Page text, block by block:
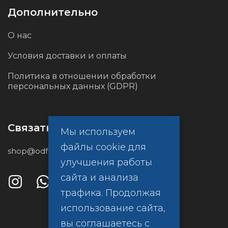
Дополнительно
О нас
Условия доставки и оплаты
Политика в отношении обработки
персональных данных (GDPR)
Связаться с нами
shop@odf.global
Мы используем
файлы cookie для
улучшения работы
сайта и анализа
трафика. Продолжая
использование сайта,
вы соглашаетесь с